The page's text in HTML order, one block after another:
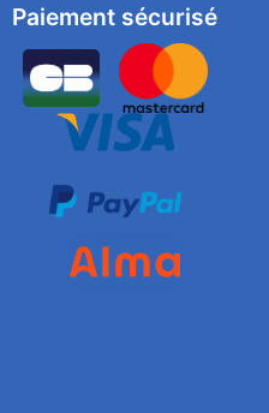
Paiement sécurisé